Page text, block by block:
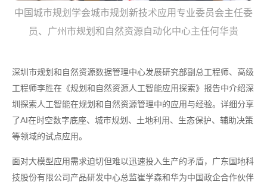
中国城市规划学会城市规划新技术应用专业委员会主任委
员、广州市规划和自然资源自动化中心主任何华贵
深圳市规划和自然资源数据管理中心发展研究部副总工程师、高级
工程师李胜在《规划和自然资源人工智能应用探索》报告中介绍深
圳探索人工智能在规划和自然资源管理中的应用与经验。详细分享
了AI在时空数字底座、城市规划、土地利用、生态保护、辅助决策
等领域的试点应用。
面对大模型应用需求迫切但难以迅速投入生产的矛盾，广东国地科
技股份有限公司产品研发中心总监崔学森和华为中国政企合作伙伴